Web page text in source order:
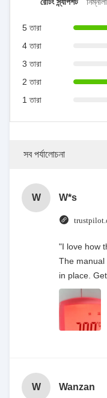
5 তারা
4 তারা
3 তারা
2 তারা
1 তারা
সব পর্যালোচনা
W W*s
"I love how
The manual
in place.
W Wanzan